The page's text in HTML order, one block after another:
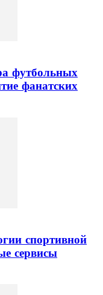
футбольных
фанатских
спортивной
сервисы